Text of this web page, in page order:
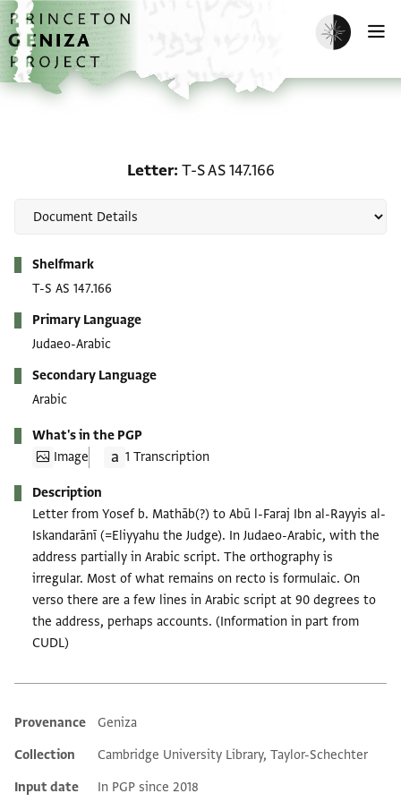
Skip to main content
home
Enable dark
Letter T-S AS 147.166
Shelfmark
T-S AS 147.166
Primary Language
Judaeo-Arabic
Secondary Language
Arabic
What's in the PGP
Image
1 Transcription
Description
Letter from Yosef b. Mathāb(?) to Abū l-Faraj Ibn al-Rayyis al-
Iskandarānī (=Eliyyahu the Judge). In Judaeo-Arabic, with the
address partially in Arabic script. The orthography is
irregular. Most of what remains on recto is formulaic. On
verso there are a few lines in Arabic script at 90 degrees to
the address, perhaps accounts. (Information in part from
CUDL)
Additional metadata
Provenance
Geniza
Collection
Cambridge University Library, Taylor-Schechter
Input date
In PGP since 2018